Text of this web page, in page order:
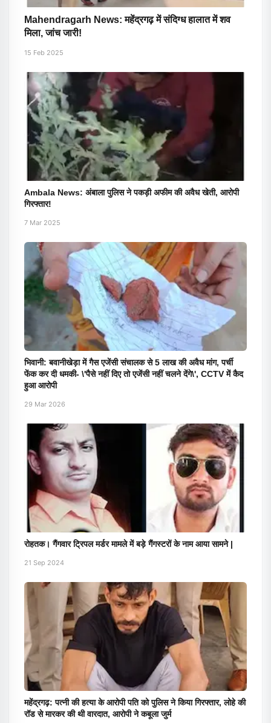
Mahendragarh News: महेंद्रगढ़ में संदिग्ध हालात में शव
मिला, जांच जारी!
15 Feb 2025
Ambala News: अंबाला पुलिस ने पकड़ी अफीम की अवैध खेती, आरोपी
गिरफ्तार!
7 Mar 2025
भिवानी: बवानीखेड़ा में गैस एजेंसी संचालक से 5 लाख की अवैध मांग, पर्ची
फेंक कर दी धमकी- \'पैसे नहीं दिए तो एजेंसी नहीं चलने देंगे\', CCTV में कैद
हुआ आरोपी
29 Mar 2026
रोहतक। गैंगवार ट्रिपल मर्डर मामले में बड़े गैंगस्टरों के नाम आया सामने |
21 Sep 2024
महेंद्रगढ़: पत्नी की हत्या के आरोपी पति को पुलिस ने किया गिरफ्तार, लोहे की
रॉड से मारकर की थी वारदात, आरोपी ने कबूला जुर्म